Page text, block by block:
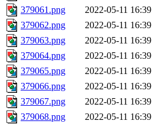
379061.png
2022-05-11 16:39
379062.png
2022-05-11 16:39
379063.png
2022-05-11 16:39
379064.png
2022-05-11 16:39
379065.png
2022-05-11 16:39
379066.png
2022-05-11 16:39
379067.png
2022-05-11 16:39
379068.png
2022-05-11 16:39